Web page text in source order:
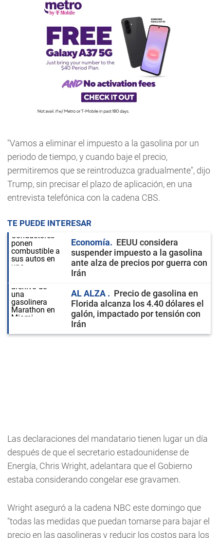
"Vamos a eliminar el impuesto a la gasolina por un
periodo de tiempo, y cuando baje el precio,
permitiremos que se reintroduzca gradualmente", dijo
Trump, sin precisar el plazo de aplicación, en una
entrevista telefónica con la cadena CBS.
TE PUEDE INTERESAR
Economía
EEUU considera
suspender impuesto a la gasolina
ante alza de precios por guerra con
Irán
AL ALZA
Precio de gasolina en
Florida alcanza los 4.40 dólares el
galón, impactado por tensión con
Irán
Las declaraciones del mandatario tienen lugar un día
después de que el secretario estadounidense de
Energía, Chris Wright, adelantara que el Gobierno
estaba considerando congelar ese gravamen.
Wright aseguró a la cadena NBC este domingo que
"todas las medidas que puedan tomarse para bajar el
precio en las gasolineras y reducir los costos para los